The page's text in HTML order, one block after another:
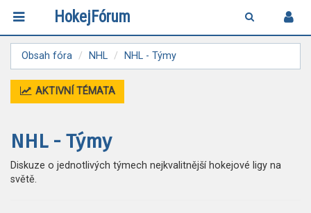
HokejFórum
Obsah fóra NHL NHL - Týmy
AKTIVNÍ TÉMATA
NHL - Týmy
Diskuze o jednotlivých týmech nejkvalitnější hokejové ligy na
světě.